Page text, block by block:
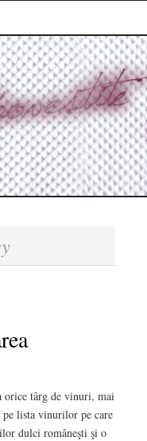
orice târg de vinuri, mai
lista vinurilor pe care
dulci româneşti şi o